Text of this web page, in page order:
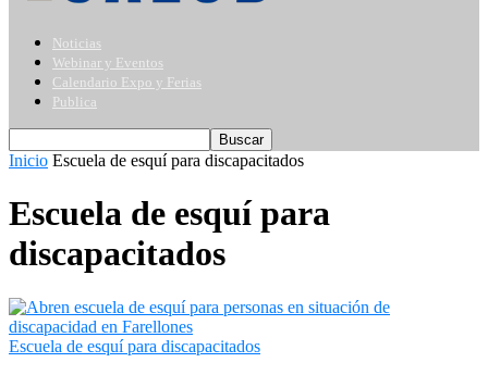
Noticias
Webinar y Eventos
Calendario Expo y Ferias
Publica
Inicio Escuela de esquí para discapacitados
Escuela de esquí para
discapacitados
Escuela de esquí para discapacitados